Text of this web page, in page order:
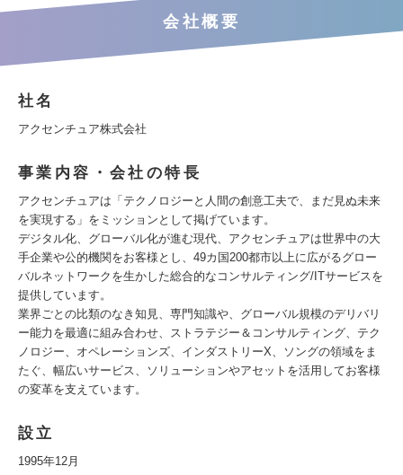
会社概要
社名
アクセンチュア株式会社
事業内容・会社の特長
アクセンチュアは「テクノロジーと人間の創意工夫で、まだ見ぬ未来
を実現する」をミッションとして掲げています。
デジタル化、グローバル化が進む現代、アクセンチュアは世界中の大
手企業や公的機関をお客様とし、49カ国200都市以上に広がるグロー
バルネットワークを生かした総合的なコンサルティング/ITサービスを
提供しています。
業界ごとの比類のなき知見、専門知識や、グローバル規模のデリバリ
ー能力を最適に組み合わせ、ストラテジー＆コンサルティング、テク
ノロジー、オペレーションズ、インダストリーX、ソングの領域をま
たぐ、幅広いサービス、ソリューションやアセットを活用してお客様
の変革を支えています。
設立
1995年12月